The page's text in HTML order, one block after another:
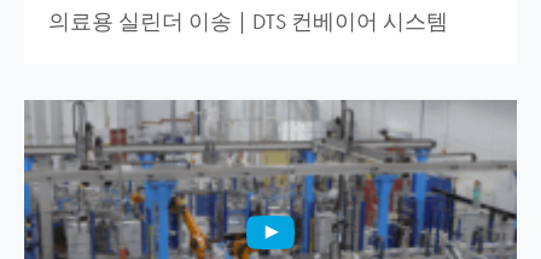
의료용 실린더 이송 | DTS 컨베이어 시스템